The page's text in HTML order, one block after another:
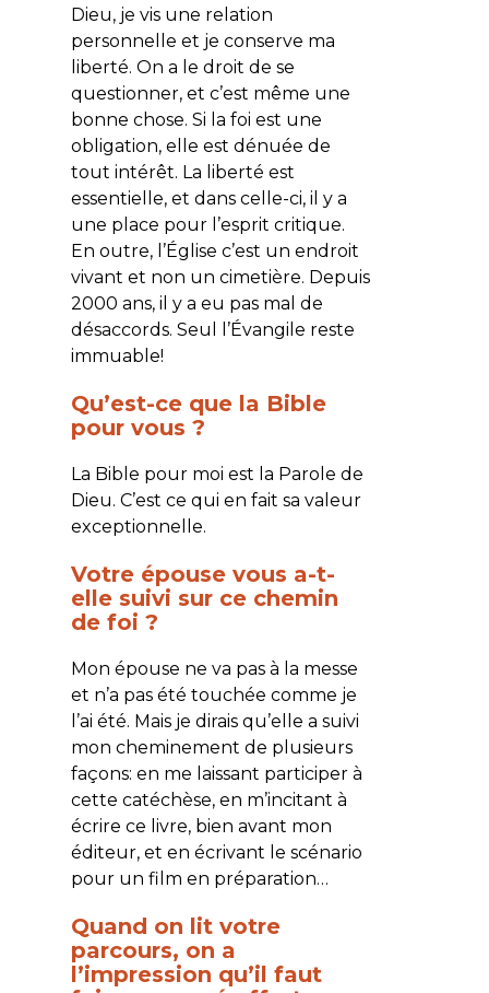
Dieu, je vis une relation
personnelle et je conserve ma
liberté. On a le droit de se
questionner, et c’est même une
bonne chose. Si la foi est une
obligation, elle est dénuée de
tout intérêt. La liberté est
essentielle, et dans celle-ci, il y a
une place pour l’esprit critique.
En outre, l’Église c’est un endroit
vivant et non un cimetière. Depuis
2000 ans, il y a eu pas mal de
désaccords. Seul l’Évangile reste
immuable!
Qu’est-ce que la Bible
pour vous ?
La Bible pour moi est la Parole de
Dieu. C’est ce qui en fait sa valeur
exceptionnelle.
Votre épouse vous a-t-
elle suivi sur ce chemin
de foi ?
Mon épouse ne va pas à la messe
et n’a pas été touchée comme je
l’ai été. Mais je dirais qu’elle a suivi
mon cheminement de plusieurs
façons: en me laissant participer à
cette catéchèse, en m’incitant à
écrire ce livre, bien avant mon
éditeur, et en écrivant le scénario
pour un film en préparation…
Quand on lit votre
parcours, on a
l’impression qu’il faut